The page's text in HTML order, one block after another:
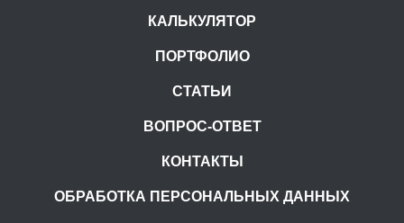
КАЛЬКУЛЯТОР
ПОРТФОЛИО
СТАТЬИ
ВОПРОС-ОТВЕТ
КОНТАКТЫ
ОБРАБОТКА ПЕРСОНАЛЬНЫХ ДАННЫХ